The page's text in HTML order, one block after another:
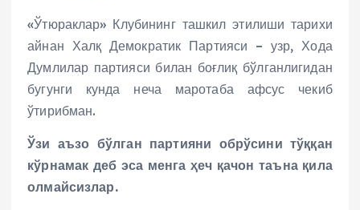
«Ўтюраклар» Клубининг ташкил этилиши тарихи
айнан Халқ Демократик Партияси – узр, Хода
Думлилар партияси билан боғлиқ бўлганлигидан
бугунги кунда неча маротаба афсус чекиб
ўтирибман.
Ўзи аъзо бўлган партияни обрўсини тўққан
кўрнамак деб эса менга ҳеч қачон таъна қила
олмайсизлар.